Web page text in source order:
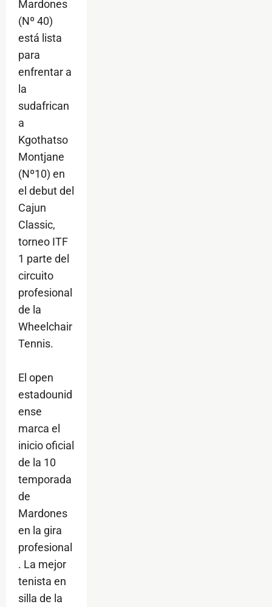
Mardones
(Nº 40)
está lista
para
enfrentar a
la
sudafrican
a
Kgothatso
Montjane
(Nº10) en
el debut del
Cajun
Classic,
torneo ITF
1 parte del
circuito
profesional
de la
Wheelchair
Tennis.
El open
estadounid
ense
marca el
inicio oficial
de la 10
temporada
de
Mardones
en la gira
profesional
. La mejor
tenista en
silla de la